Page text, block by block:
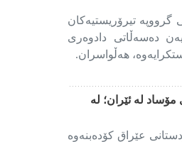
گرووپە تیرۆریستیەکان
دەسەڵاتی دادوەری
هەڵواسران.
لە ئێران؛ لە
عێراق کۆدەبنەوە